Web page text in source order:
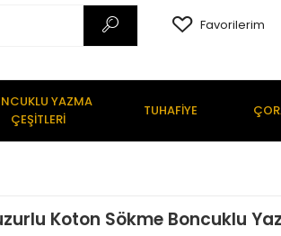
Favorilerim
YAZMA
ÇEŞİTLERİ
TUHAFİYE
Koton Sökme Boncuklu